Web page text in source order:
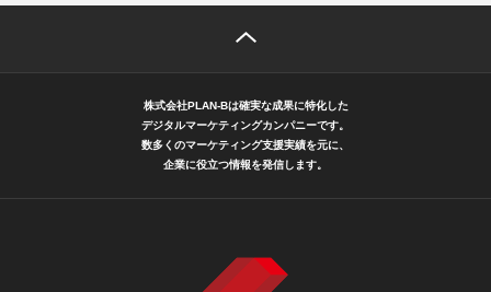
株式会社PLAN-Bは確実な成果に特化した
デジタルマーケティングカンパニーです。
数多くのマーケティング支援実績を元に、
企業に役立つ情報を発信します。